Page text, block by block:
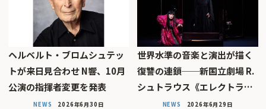
ヘルベルト・ブロムシュテッ
トが来日見合わせ N響、10月
公演の指揮者変更を発表
NEWS 2026年6月30日
世界水準の音楽と演出が描く
復讐の連鎖──新国立劇場 R.
シュトラウス《エレクトラ…
NEWS 2026年6月29日